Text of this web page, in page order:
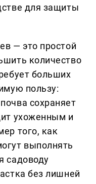
для защиты
— это простой
количество
больших
пользу:
сохраняет
ухоженным и
того, как
выполнять
садоводу
без лишней